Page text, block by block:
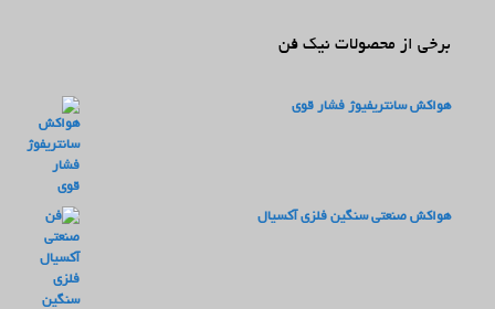
برخی از محصولات نیک فن
هواکش سانتریفیوژ فشار قوی
هواکش صنعتی سنگین فلزی آکسیال